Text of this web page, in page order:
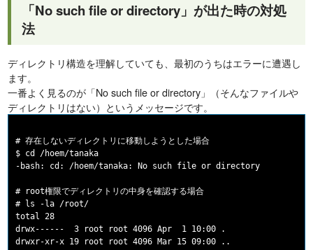
「No such file or directory」が出た時の対処
法
ディレクトリ構造を理解していても、最初のうちはエラーに遭遇し
ます。
一番よく見るのが「No such file or directory」（そんなファイルや
ディレクトリはない）というメッセージです。
# 存在しないディレクトリに移動しようとした場合
$ cd /hoem/tanaka
-bash: cd: /hoem/tanaka: No such file or directory
# root権限でディレクトリの中身を確認する場合
# ls -la /root/
total 28
drwx------  3 root root 4096 Apr  1 10:00 .
drwxr-xr-x 19 root root 4096 Mar 15 09:00 ..